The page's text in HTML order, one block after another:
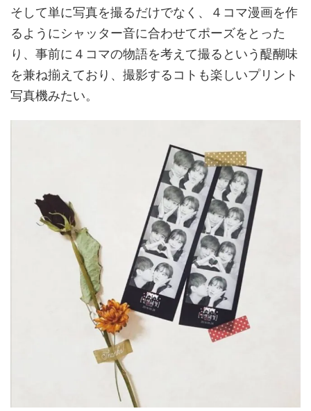
そして単に写真を撮るだけでなく、４コマ漫画を作
るようにシャッター音に合わせてポーズをとった
り、事前に４コマの物語を考えて撮るという醍醐味
を兼ね揃えており、撮影するコトも楽しいプリント
写真機みたい。